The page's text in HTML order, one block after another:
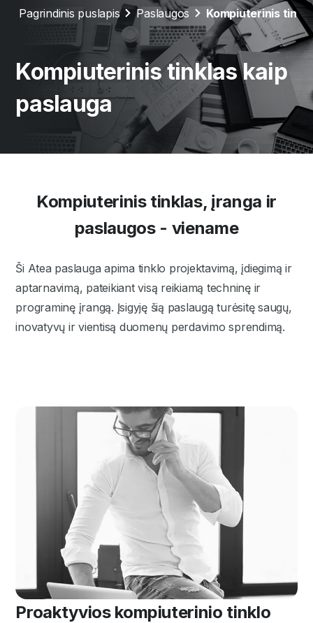
Pagrindinis puslapis Paslaugos Kompiuterinis
Kompiuterinis tinklas kaip
paslauga
Kompiuterinis tinklas, įranga ir
paslaugos - viename
Ši Atea paslauga apima tinklo projektavimą, įdiegimą ir
aptarnavimą, pateikiant visą reikiamą techninę ir
programinę įrangą. Įsigyję šią paslaugą turėsitę saugų,
inovatyvų ir vientisą duomenų perdavimo sprendimą.
Proaktyvios kompiuterinio tinklo